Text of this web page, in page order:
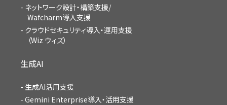
ネットワーク設計・構築支援/
Wafcharm導入支援
クラウドセキュリティ導入・運用支援
（Wiz ウィズ）
生成AI
生成AI活用支援
Gemini Enterprise導入・活用支援